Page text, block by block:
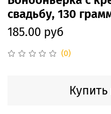
(0)
свадьбу, 130
185.00 руб
Купить